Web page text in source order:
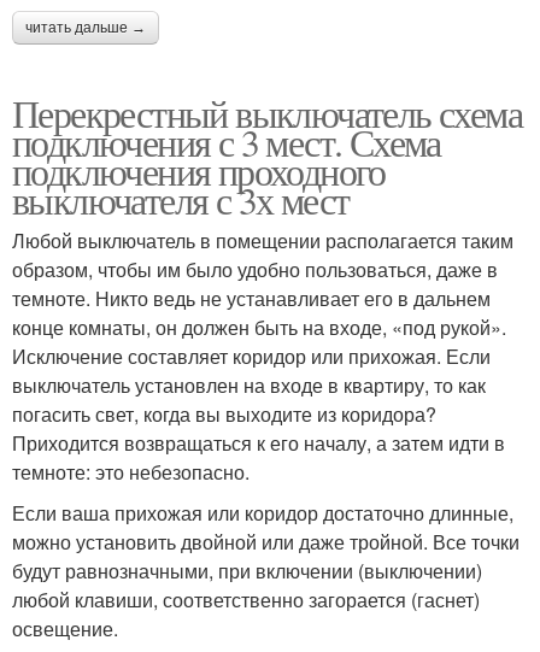
читать дальше →
Перекрестный выключатель схема
подключения с 3 мест. Схема
подключения проходного
выключателя с 3х мест
Любой выключатель в помещении располагается таким
образом, чтобы им было удобно пользоваться, даже в
темноте. Никто ведь не устанавливает его в дальнем
конце комнаты, он должен быть на входе, «под рукой».
Исключение составляет коридор или прихожая. Если
выключатель установлен на входе в квартиру, то как
погасить свет, когда вы выходите из коридора?
Приходится возвращаться к его началу, а затем идти в
темноте: это небезопасно.
Если ваша прихожая или коридор достаточно длинные,
можно установить двойной или даже тройной. Все точки
будут равнозначными, при включении (выключении)
любой клавиши, соответственно загорается (гаснет)
освещение.